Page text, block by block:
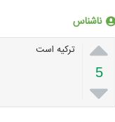
ناشناس

5

ترکیه است